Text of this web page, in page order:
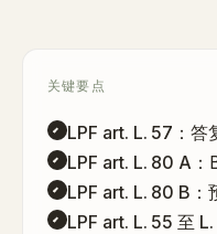
关键要点
LPF art. L. 57 ：
LPF art. L. 80 A
LPF art. L. 80 B
LPF art. L. 55 至